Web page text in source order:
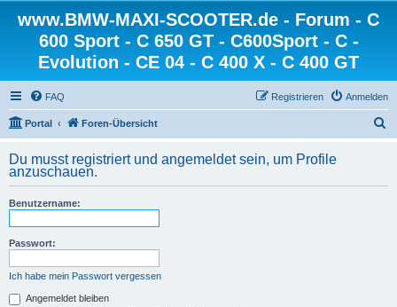
www.BMW-MAXI-SCOOTER.de - Forum - C
600 Sport - C 650 GT - C600Sport - C -
Evolution - CE 04 - C 400 X - C 400 GT
FAQ Anmelden
Registrieren
Portal Foren-Übersicht
h
Du musst registriert und angemeldet sein, um Profile
anzuschauen.
Benutzername:
Passwort:
Ich habe mein Passwort vergessen
Angemeldet bleiben